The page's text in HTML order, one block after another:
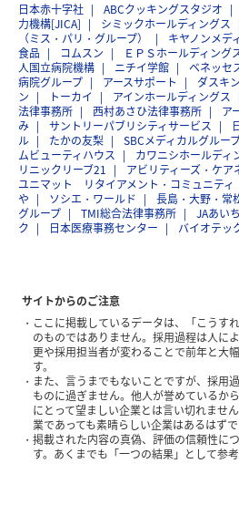
日本赤十字社 ABCクッキングスタジオ
力機構[JICA]
シミックホールディングス
（ミス・パリ・グループ）
キヤノンメデ
食品
コムスン ＥＰＳホールディング
人国立病院機構
ニチイ学館 ベネッセ
病院グループ
アースサポート ダスキン
ン
トーカイ アインホールディングス
法律事務所
西村あさひ法律事務所 ア
み
サントリーパブリシティサービス
ル
たかの友梨 SBCメディカルグルー
ムビューティハウス
カワニシホールディ
リニックリーブ21
アビリティーズ・ケア
ユニマット リタイアメント・コミュニティ
や
ソシエ・ワールド 長島・大野・常
グループ
TMI総合法律事務所 JAあい
ク
日本医療事務センター バイオテッ
サイトからのご注意
ここに掲載しているデータは、「こうす
のものではありません。採用過程は人に
更や採用担当者が変わることで前年と大
す。
また、言うまでもないことですが、採用
ものに過ぎません。他人が誉めているか
にとって望ましい企業とは言い切れませ
業であっても素晴らしい企業はあるはずで
掲載された内容の真偽、評価の信頼性に
す。あくまでも「一つの結果」として参